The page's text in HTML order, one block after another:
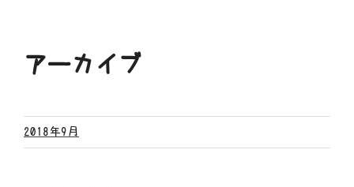
アーカイブ
2018年9月